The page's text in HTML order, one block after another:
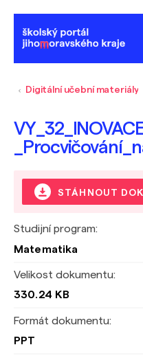
Digitální učební materiály
STÁHNOUT
Studijní program:
Matematika
Velikost dokumentu:
330.24 KB
Formát dokumentu:
PPT